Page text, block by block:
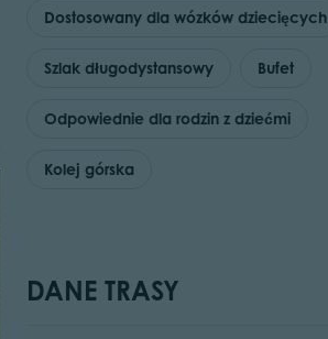
Dostosowany dla wózków dziecięcych
Szlak długodystansowy Bufet
Odpowiednie dla rodzin z dziećmi
Kolej górska
DANE TRASY